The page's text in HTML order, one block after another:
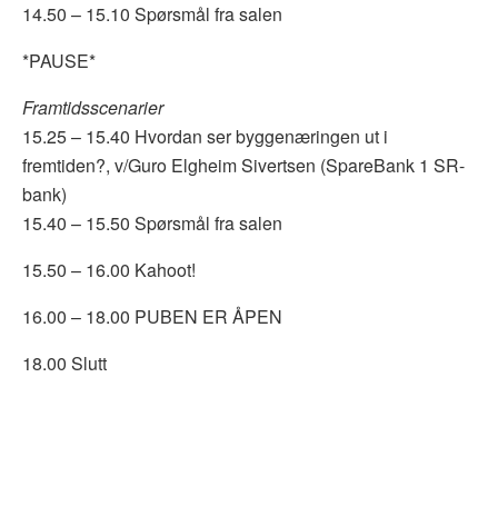
14.50 – 15.10 Spørsmål fra salen
*PAUSE*
Framtidsscenarier
15.25 – 15.40 Hvordan ser byggenæringen ut i
fremtiden?, v/Guro Elgheim Sivertsen (SpareBank 1 SR-
bank)
15.40 – 15.50 Spørsmål fra salen
15.50 – 16.00 Kahoot!
16.00 – 18.00 PUBEN ER ÅPEN
18.00 Slutt